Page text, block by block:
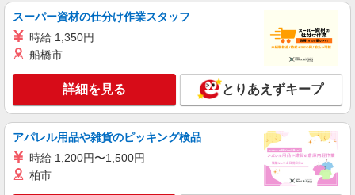
埼玉県さいたま市岩槻区
キープ 詳細を見る
株式会社kotrio /●SI-H-2076368
岩槻駅すぐ★病院でお掃除/食事の配膳など♪★
激募★
時給1600円〜2250円 ＜日払い有/週払い有/交
通費全支給(ガソリン代含む)＞
スーパー資材の仕分け作業スタッフ
時給 1,350円
船橋市
詳細を見る とりあえずキープ
アパレル用品や雑貨のピッキング検品
時給 1,200円〜1,500円
柏市